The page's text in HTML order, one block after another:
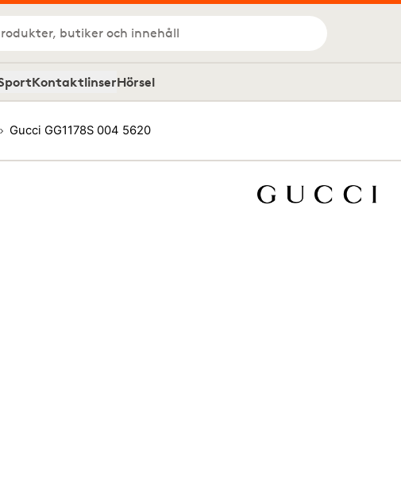
butiker och innehåll
KontaktlinserHörsel
Gucci GG1178S 004 5620